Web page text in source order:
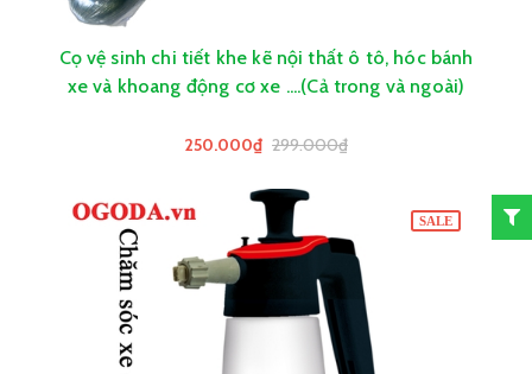
Cọ vệ sinh chi tiết khe kẽ nội thất ô tô, hóc bánh
xe và khoang động cơ xe ....(Cả trong và ngoài)
250.000₫ 299.000₫
SALE